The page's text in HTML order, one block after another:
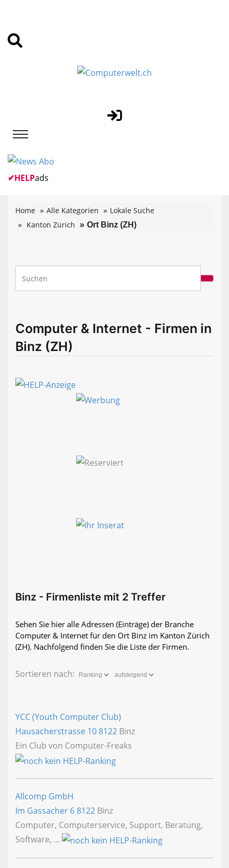
✔HELPads
Home Alle Kategorien
Lokale Suche
Kanton Zürich
Ort Binz (ZH)
Computer & Internet - Firmen in
Binz (ZH)
Binz - Firmenliste mit 2 Treffer
Sehen Sie hier alle Adressen (Einträge) der Branche
Computer & Internet für den Ort Binz im Kanton Zürich
(ZH). Nachfolgend finden Sie die Liste der Firmen.
Sortieren nach:
YCC (Youth Computer Club)
Hausacherstrasse 108122 Binz
Ein Club von Computer-Freaks
Allcomp GmbH
Im Gassacher 68122 Binz
Computer, Computerservice, Support, Beratung,
Software, ...